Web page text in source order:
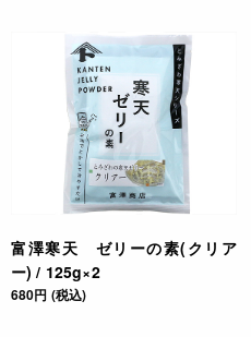
富澤寒天 ゼリーの素(クリア
ー) / 125g×2
680円 (税込)